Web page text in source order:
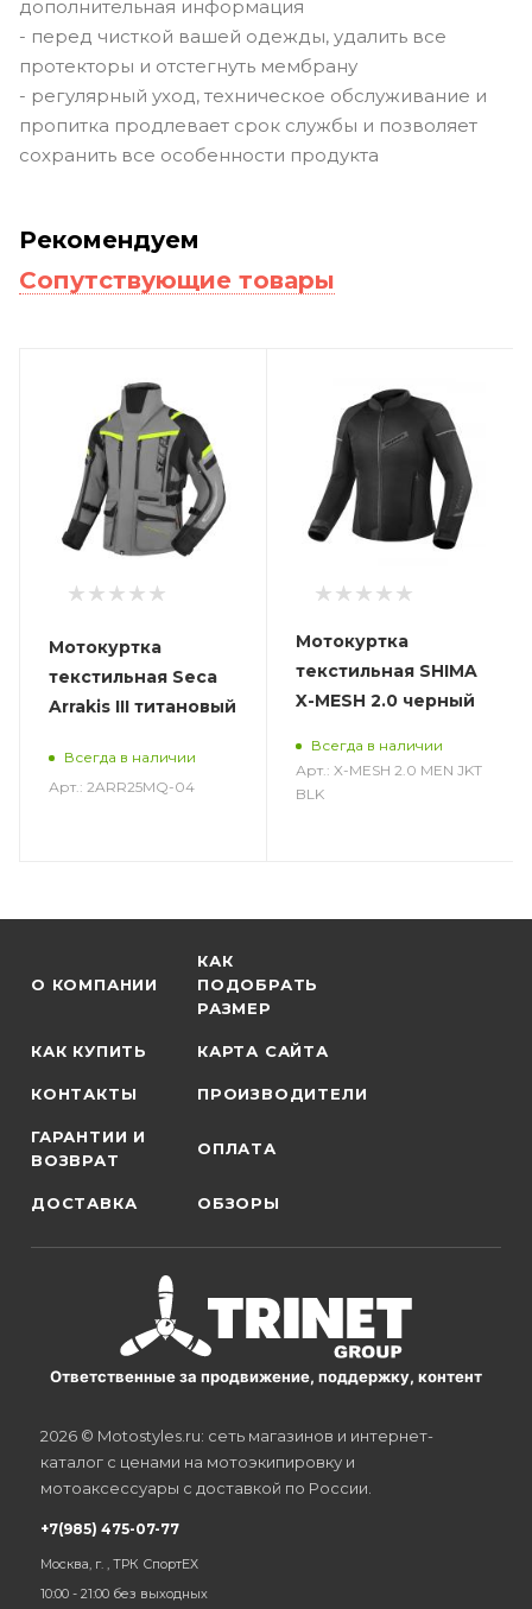
дополнительная информация
- перед чисткой вашей одежды, удалить все
протекторы и отстегнуть мембрану
- регулярный уход, техническое обслуживание и
пропитка продлевает срок службы и позволяет
сохранить все особенности продукта
Рекомендуем
Сопутствующие товары
Мотокуртка
текстильная Seca
Arrakis III титановый
Всегда в наличии
Арт.: 2ARR25MQ-04
Мотокуртка
текстильная SHIMA
X-MESH 2.0 черный
Всегда в наличии
Арт.: X-MESH 2.0 MEN JKT
BLK
О КОМПАНИИ
КАК
ПОДОБРАТЬ
РАЗМЕР
КАК КУПИТЬ КАРТА САЙТА
КОНТАКТЫ ПРОИЗВОДИТЕЛИ
ГАРАНТИИ И
ВОЗВРАТ
ОПЛАТА
ДОСТАВКА ОБЗОРЫ
Ответственные за продвижение, поддержку, контент
2026 © Motostyles.ru: сеть магазинов и интернет-
каталог с ценами на мотоэкипировку и
мотоаксессуары с доставкой по России.
+7(985) 475-07-77
Москва, г. , ТРК СпортЕХ
10:00 - 21:00 без выходных